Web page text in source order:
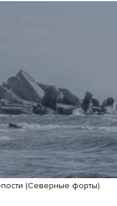
(Северные форты).